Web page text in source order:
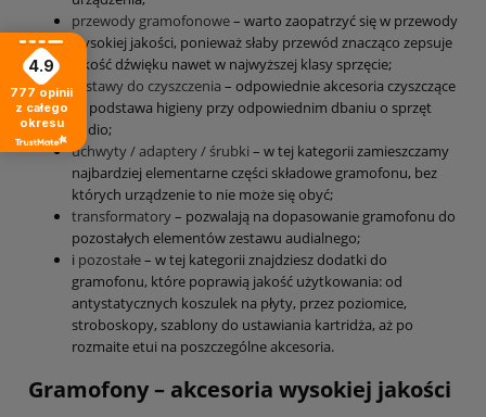
przewody gramofonowe– warto zaopatrzyć się w przewody
wysokiej jakości, ponieważ słaby przewód znacząco zepsuje
jakość dźwięku nawet w najwyższej klasy sprzęcie;
zestawy do czyszczenia – odpowiednie akcesoria czyszczące
to podstawa higieny przy odpowiednim dbaniu o sprzęt
audio;
uchwyty / adaptery / śrubki – w tej kategorii zamieszczamy
najbardziej elementarne części składowe gramofonu, bez
których urządzenie to nie może się obyć;
transformatory– pozwalają na dopasowanie gramofonu do
pozostałych elementów zestawu audialnego;
i pozostałe– w tej kategorii znajdziesz dodatki do
gramofonu, które poprawią jakość użytkowania: od
antystatycznych koszulek na płyty, przez poziomice,
stroboskopy, szablony do ustawiania kartridża, aż po
rozmaite etui na poszczególne akcesoria.
Gramofony – akcesoria wysokiej jakości
4.9
777 opinii
z całego
okresu